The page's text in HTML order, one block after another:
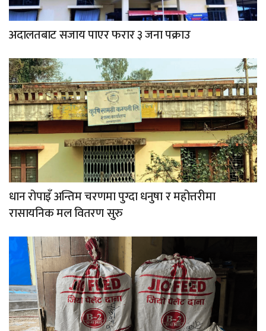
अदालतबाट सजाय पाएर फरार ३ जना पक्राउ
धान रोपाइँ अन्तिम चरणमा पुग्दा धनुषा र महोत्तरीमा
रासायनिक मल वितरण सुरु